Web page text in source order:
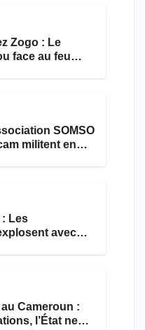
Zogo : Le
face au feu
SOMSO
militent en
: Les
avec
Cameroun :
l’État ne